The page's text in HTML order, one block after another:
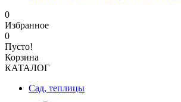
0
Избранное
0
Пусто!
Корзина
КАТАЛОГ
Сад, теплицы